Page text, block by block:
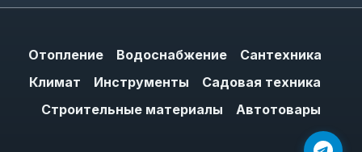
Отопление Водоснабжение
Сантехника
Климат
Инструменты
Садовая техника
Строительные материалы
Автотовары